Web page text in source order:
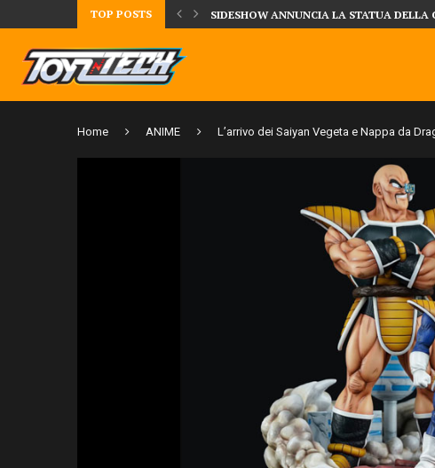
TOP POSTS
DELLA CRRATURA DELLA LAGUNA...DAL MONDO DEGLI X-MEN ARRIVA
Home ANIME L’arrivo dei Saiyan Vegeta e Nappa da